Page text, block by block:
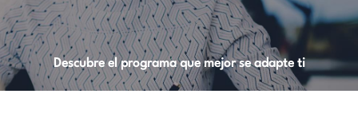
Descubre el programa que mejor se adapte ti